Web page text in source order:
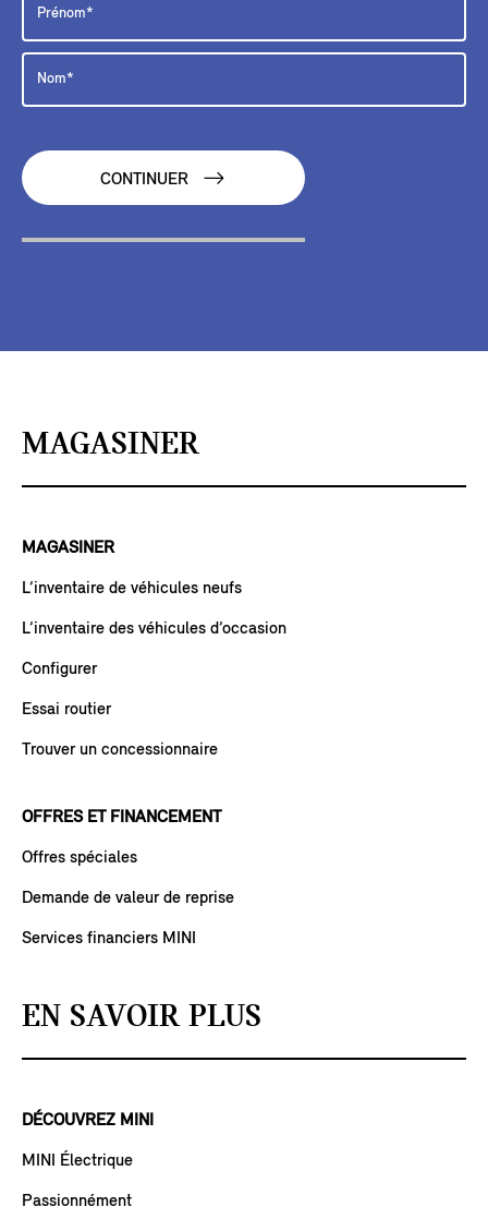
CONTINUER
MAGASINER
MAGASINER
L’inventaire de véhicules neufs
L’inventaire des véhicules d’occasion
Configurer
Essai routier
Trouver un concessionnaire
OFFRES ET FINANCEMENT
Offres spéciales
Demande de valeur de reprise
Services financiers MINI
EN SAVOIR PLUS
DÉCOUVREZ MINI
MINI Électrique
Passionnément